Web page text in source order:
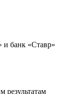
и банк «Ставр»
результатам